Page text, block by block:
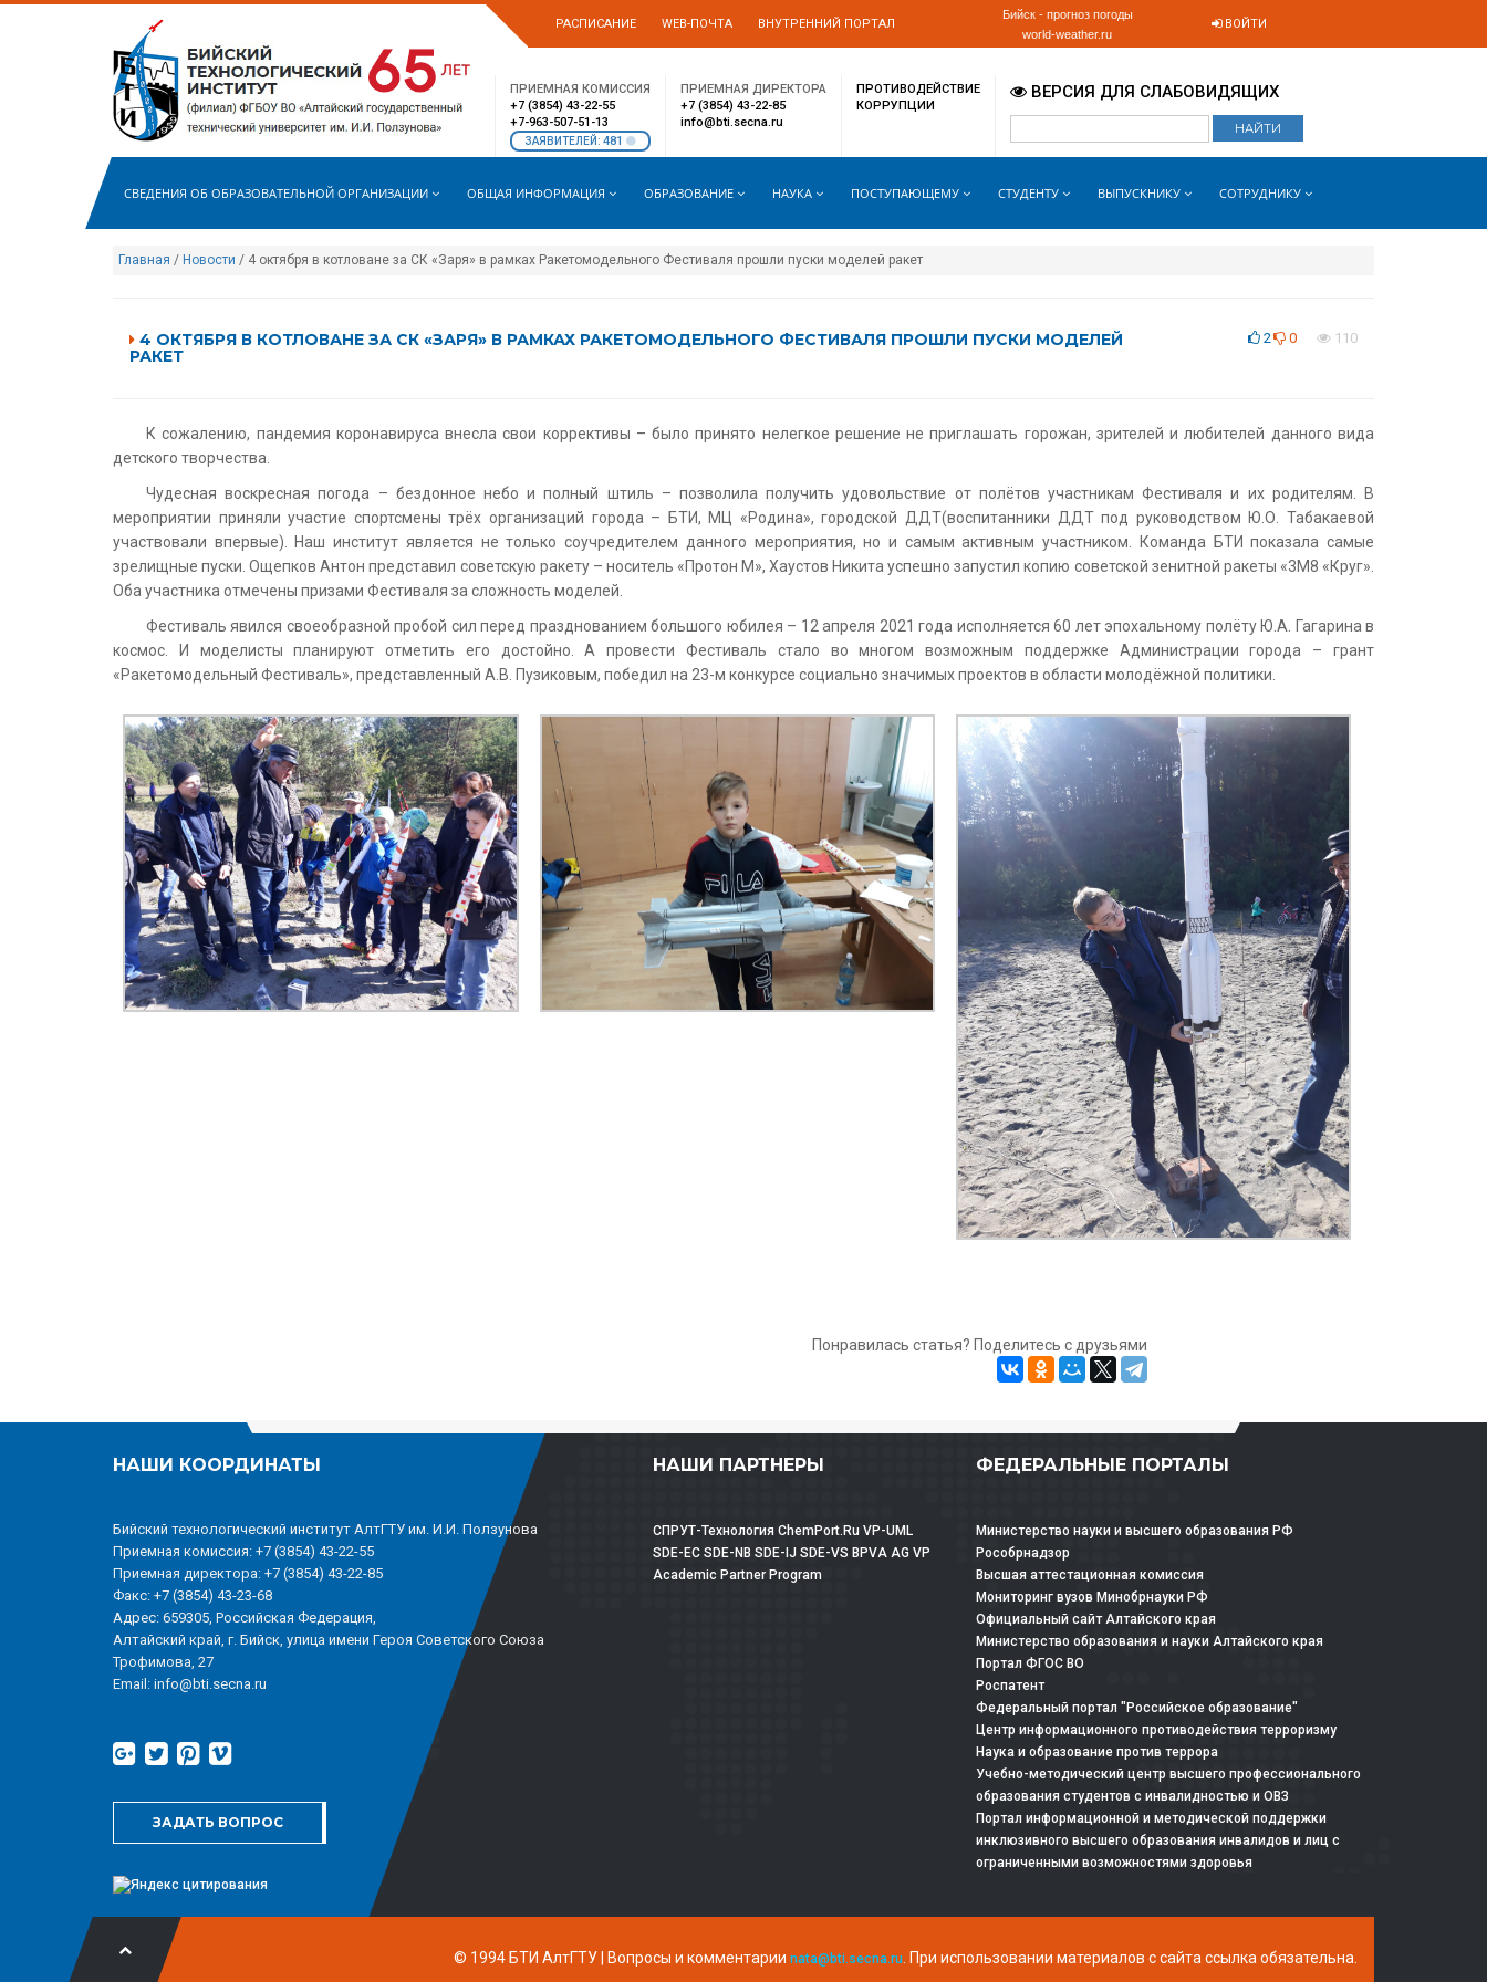
РАСПИСАНИЕ WEB-ПОЧТА ВНУТРЕННИЙ ПОРТАЛ
Бийск - прогноз погоды
world-weather.ru
ВОЙТИ
ПРИЕМНАЯ КОМИССИЯ
+7 (3854) 43-22-55
+7-963-507-51-13
ЗАЯВИТЕЛЕЙ: 481
ПРИЕМНАЯ ДИРЕКТОРА
+7 (3854) 43-22-85
info@bti.secna.ru
ПРОТИВОДЕЙСТВИЕ
КОРРУПЦИИ
ВЕРСИЯ ДЛЯ СЛАБОВИДЯЩИХ
СВЕДЕНИЯ ОБ ОБРАЗОВАТЕЛЬНОЙ ОРГАНИЗАЦИИ ОБЩАЯ ИНФОРМАЦИЯ ОБРАЗОВАНИЕ НАУКА ПОСТУПАЮЩЕМУ СТУДЕНТУ ВЫПУСКНИКУ СОТРУДНИКУ
Главная / Новости / 4 октября в котловане за СК «Заря» в рамках Ракетомодельного Фестиваля прошли пуски моделей ракет
4 ОКТЯБРЯ В КОТЛОВАНЕ ЗА СК «ЗАРЯ» В РАМКАХ РАКЕТОМОДЕЛЬНОГО ФЕСТИВАЛЯ ПРОШЛИ ПУСКИ МОДЕЛЕЙ
РАКЕТ
2 0 110
К сожалению, пандемия коронавируса внесла свои коррективы – было принято нелегкое решение не приглашать горожан, зрителей и любителей данного вида
детского творчества.
Чудесная воскресная погода – бездонное небо и полный штиль – позволила получить удовольствие от полётов участникам Фестиваля и их родителям. В
мероприятии приняли участие спортсмены трёх организаций города – БТИ, МЦ «Родина», городской ДДТ(воспитанники ДДТ под руководством Ю.О. Табакаевой
участвовали впервые). Наш институт является не только соучредителем данного мероприятия, но и самым активным участником. Команда БТИ показала самые
зрелищные пуски. Ощепков Антон представил советскую ракету – носитель «Протон М», Хаустов Никита успешно запустил копию советской зенитной ракеты «3М8 «Круг».
Оба участника отмечены призами Фестиваля за сложность моделей.
Фестиваль явился своеобразной пробой сил перед празднованием большого юбилея – 12 апреля 2021 года исполняется 60 лет эпохальному полёту Ю.А. Гагарина в
космос. И моделисты планируют отметить его достойно. А провести Фестиваль стало во многом возможным поддержке Администрации города – грант
«Ракетомодельный Фестиваль», представленный А.В. Пузиковым, победил на 23-м конкурсе социально значимых проектов в области молодёжной политики.
Понравилась статья? Поделитесь с друзьями
НАШИ КООРДИНАТЫ
Бийский технологический институт АлтГТУ им. И.И. Ползунова
Приемная комиссия: +7 (3854) 43-22-55
Приемная директора: +7 (3854) 43-22-85
Факс: +7 (3854) 43-23-68
Адрес: 659305, Российская Федерация,
Алтайский край, г. Бийск, улица имени Героя Советского Союза
Трофимова, 27
Email: info@bti.secna.ru
ЗАДАТЬ ВОПРОС
НАШИ ПАРТНЕРЫ
СПРУТ-Технология ChemPort.Ru VP-UML
SDE-EC SDE-NB SDE-IJ SDE-VS BPVA AG VP
Academic Partner Program
ФЕДЕРАЛЬНЫЕ ПОРТАЛЫ
Министерство науки и высшего образования РФ
Рособрнадзор
Высшая аттестационная комиссия
Мониторинг вузов Минобрнауки РФ
Официальный сайт Алтайского края
Министерство образования и науки Алтайского края
Портал ФГОС ВО
Роспатент
Федеральный портал "Российское образование"
Центр информационного противодействия терроризму
Наука и образование против террора
Учебно-методический центр высшего профессионального
образования студентов с инвалидностью и ОВЗ
Портал информационной и методической поддержки
инклюзивного высшего образования инвалидов и лиц с
ограниченными возможностями здоровья
© 1994 БТИ АлтГТУ | Вопросы и комментарии nata@bti.secna.ru. При использовании материалов с сайта ссылка обязательна.